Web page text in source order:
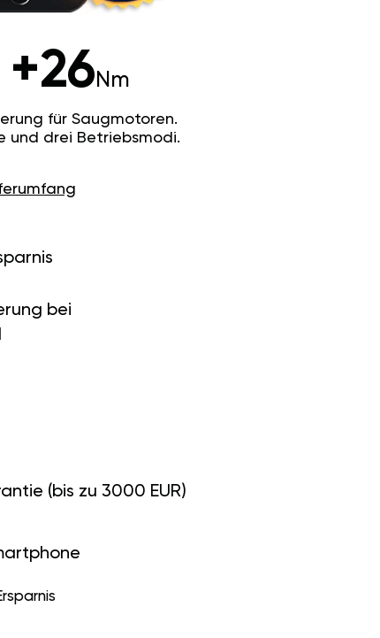
+26Nm
für Saugmotoren.
und drei Betriebsmodi.
bei
(bis zu 3000 EUR)